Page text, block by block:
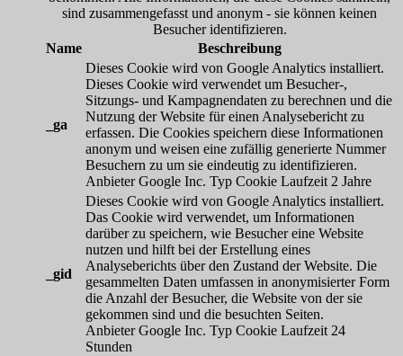
sind zusammengefasst und anonym - sie können keinen
Besucher identifizieren.
Name
Beschreibung
_ga
Dieses Cookie wird von Google Analytics installiert.
Dieses Cookie wird verwendet um Besucher-,
Sitzungs- und Kampagnendaten zu berechnen und die
Nutzung der Website für einen Analysebericht zu
erfassen. Die Cookies speichern diese Informationen
anonym und weisen eine zufällig generierte Nummer
Besuchern zu um sie eindeutig zu identifizieren.
Anbieter Google Inc. Typ Cookie Laufzeit 2 Jahre
_gid
Dieses Cookie wird von Google Analytics installiert.
Das Cookie wird verwendet, um Informationen
darüber zu speichern, wie Besucher eine Website
nutzen und hilft bei der Erstellung eines
Analyseberichts über den Zustand der Website. Die
gesammelten Daten umfassen in anonymisierter Form
die Anzahl der Besucher, die Website von der sie
gekommen sind und die besuchten Seiten.
Anbieter Google Inc. Typ Cookie Laufzeit 24
Stunden